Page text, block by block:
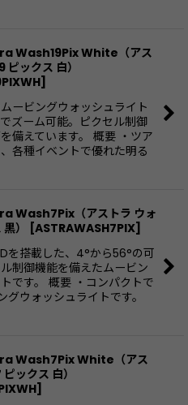
Wash19Pix White（アス
ピックス 白）
]
ービングウォッシュライト
ズーム可能。ピクセル制御
備えています。 概要 ・ツア
各種イベントで優れた明る
Wash7Pix（アストラ ウォ
）
[ASTRAWASH7PIX]
を搭載した、4°から56°の可
制御機能を備えたムービン
です。 概要 ・コンパクトで
グウォッシュライトです。
Wash7Pix White（アス
ックス 白）
]